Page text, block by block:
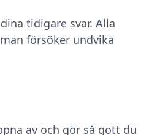
tidigare svar. Alla
försöker undvika
av och gör så gott du